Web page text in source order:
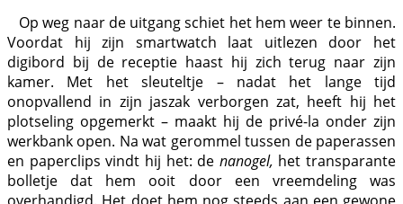
Op weg naar de uitgang schiet het hem weer te binnen.
Voordat hij zijn smartwatch laat uitlezen door het
digibord bij de receptie haast hij zich terug naar zijn
kamer. Met het sleuteltje – nadat het lange tijd
onopvallend in zijn jaszak verborgen zat, heeft hij het
plotseling opgemerkt – maakt hij de privé-la onder zijn
werkbank open. Na wat gerommel tussen de paperassen
en paperclips vindt hij het: de nanogel, het transparante
bolletje dat hem ooit door een vreemdeling was